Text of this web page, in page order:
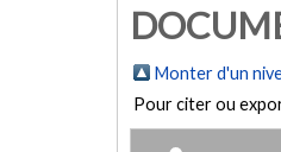
Monter d'un
Pour citer ou